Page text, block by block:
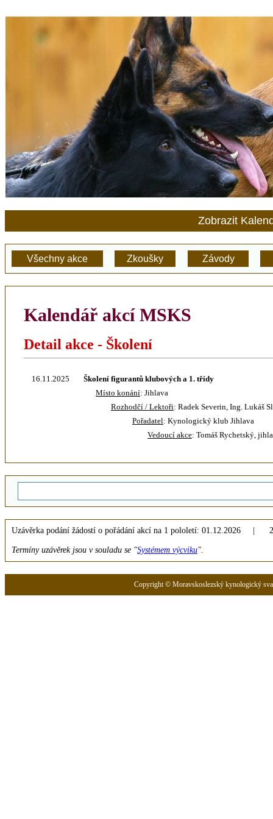
Kalendář akcí MSKS
Detail akce - Školení
16.11.2025
Školení figurantů klubových a 1. třídy
Místo konání: Jihlava
Rozhodčí / Lektoři: Radek Severin, Ing. Lukáš
Pořadatel: Kynologický klub Jihlava
Vedoucí akce: Tomáš Rychetský,
Uzávěrka podání žádostí o pořádání akcí na 1 pololetí: 01.12.2026 |
Termíny uzávěrek jsou v souladu se "Systémem výcviku".
Copyright © Moravskoslezský kynologický